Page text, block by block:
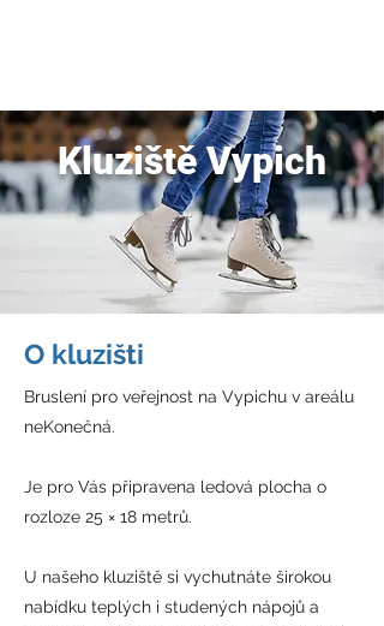
Kluziště Vypich
O kluzišti
Bruslení pro veřejnost na Vypichu v areálu
neKonečná.
Je pro Vás připravena ledová plocha o
rozloze 25 × 18 metrů.
U našeho kluziště si vychutnáte širokou
nabídku teplých i studených nápojů a